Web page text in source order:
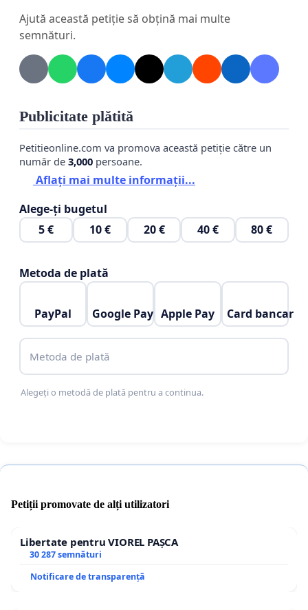
produsele să fie efectiv consumate de elevi, nu
Dorim un dialog constructiv și soluții concrete
beneficiul copiilor noștri.
Ajută această petiție să obțină mai multe
semnături.
Publicitate plătită
Petitieonline.com va promova această petiție către un
număr de 3,000 persoane.
Aflați mai multe informații...
Alege-ți bugetul
5 €
10 € 20 € 40 € 80 €
Metoda de plată
PayPal Google Pay Apple Pay Card bancar
Metoda de plată
Alegeți o metodă de plată pentru a continua.
Petiții promovate de alți utilizatori
Libertate pentru VIOREL PAȘCA
30 287 semnături
Notificare de transparență